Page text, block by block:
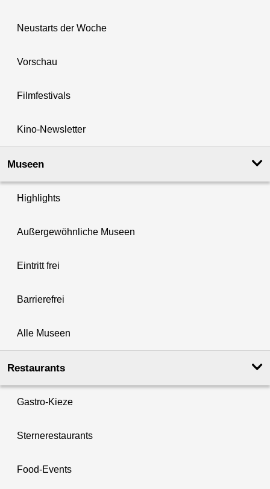
Neustarts der Woche
Vorschau
Filmfestivals
Kino-Newsletter
Museen
Highlights
Außergewöhnliche Museen
Eintritt frei
Barrierefrei
Alle Museen
Restaurants
Gastro-Kieze
Sternerestaurants
Food-Events